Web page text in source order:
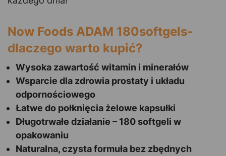
Now Foods ADAM 180softgels-
dlaczego warto kupić?
Wysoka zawartość witamin i minerałów
Wsparcie dla zdrowia prostaty i układu
odpornościowego
Łatwe do połknięcia żelowe kapsułki
Długotrwałe działanie – 180 softgeli w
opakowaniu
Naturalna, czysta formuła bez zbędnych